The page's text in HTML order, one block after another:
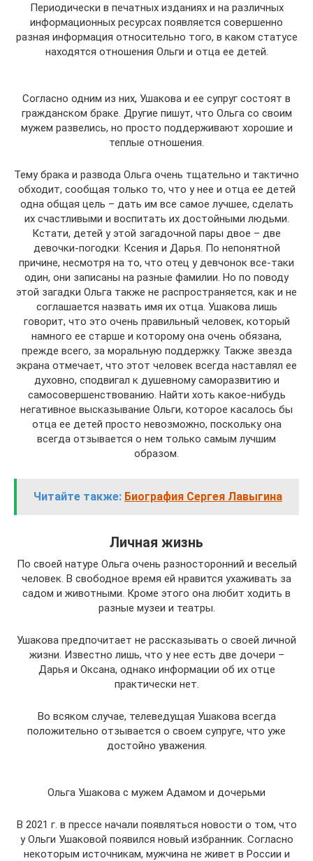
Периодически в печатных изданиях и на различных
информационных ресурсах появляется совершенно
разная информация относительно того, в каком статусе
находятся отношения Ольги и отца ее детей.
Согласно одним из них, Ушакова и ее супруг состоят в
гражданском браке. Другие пишут, что Ольга со своим
мужем развелись, но просто поддерживают хорошие и
теплые отношения.
Тему брака и развода Ольга очень тщательно и тактично
обходит, сообщая только то, что у нее и отца ее детей
одна общая цель – дать им все самое лучшее, сделать
их счастливыми и воспитать их достойными людьми.
Кстати, детей у этой загадочной пары двое – две
девочки-погодки: Ксения и Дарья. По непонятной
причине, несмотря на то, что отец у девчонок все-таки
один, они записаны на разные фамилии. Но по поводу
этой загадки Ольга также не распространяется, как и не
соглашается назвать имя их отца. Ушакова лишь
говорит, что это очень правильный человек, который
намного ее старше и которому она очень обязана,
прежде всего, за моральную поддержку. Также звезда
экрана отмечает, что этот человек всегда наставлял ее
духовно, сподвигал к душевному саморазвитию и
самосовершенствованию. Найти хоть какое-нибудь
негативное высказывание Ольги, которое касалось бы
отца ее детей просто невозможно, поскольку она
всегда отзывается о нем только самым лучшим
образом.
Читайте также: Биография Сергея Лавыгина
Личная жизнь
По своей натуре Ольга очень разносторонний и веселый
человек. В свободное время ей нравится ухаживать за
садом и животными. Кроме этого она любит ходить в
разные музеи и театры.
Ушакова предпочитает не рассказывать о своей личной
жизни. Известно лишь, что у нее есть две дочери –
Дарья и Оксана, однако информации об их отце
практически нет.
Во всяком случае, телеведущая Ушакова всегда
положительно отзывается о своем супруге, что уже
достойно уважения.
Ольга Ушакова с мужем Адамом и дочерьми
В 2021 г. в прессе начали появляться новости о том, что
у Ольги Ушаковой появился новый избранник. Согласно
некоторым источникам, мужчина не живет в России и